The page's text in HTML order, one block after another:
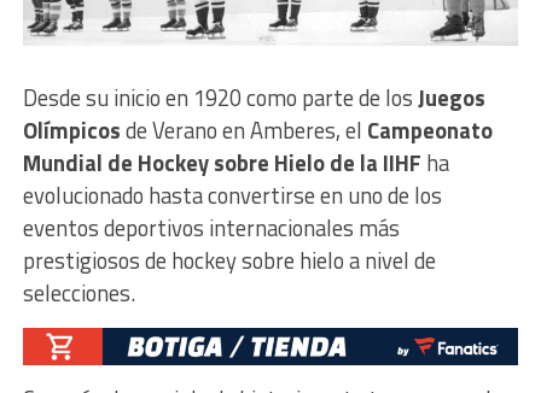
Desde su inicio en 1920 como parte de losJuegos
Olímpicosde Verano en Amberes, el Campeonato
Mundial de Hockey sobre Hielo de la IIHF ha
evolucionado hasta convertirse en uno de los
eventos deportivos internacionales más
prestigiosos de hockey sobre hielo a nivel de
selecciones.